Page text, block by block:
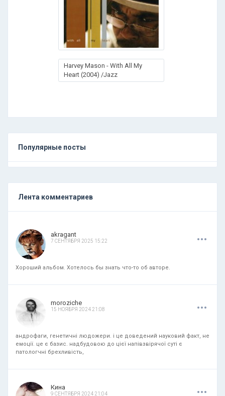
Harvey Mason - With All My
Heart (2004) /Jazz
Популярные посты
Лента комментариев
akragant
7 СЕНТЯБРЯ 2025 15:22 ...
Хороший альбом. Хотелось бы знать что-то об авторе.
moroziche
15 НОЯБРЯ 2024 21:08 ...
андрофаги, генетичні людожери. і це доведений науковий факт, не
емоції. це є базис. надбудовою до цієї напівзвірячої суті є
патологчні брехливість,
Кина
9 СЕНТЯБРЯ 2024 21:04 ...